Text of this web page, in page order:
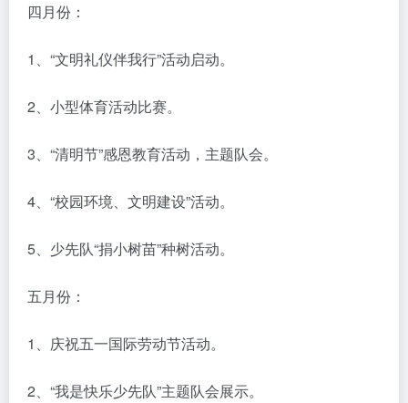
四月份：
1、“文明礼仪伴我行”活动启动。
2、小型体育活动比赛。
3、“清明节”感恩教育活动，主题队会。
4、“校园环境、文明建设”活动。
5、少先队“捐小树苗”种树活动。
五月份：
1、庆祝五一国际劳动节活动。
2、“我是快乐少先队”主题队会展示。